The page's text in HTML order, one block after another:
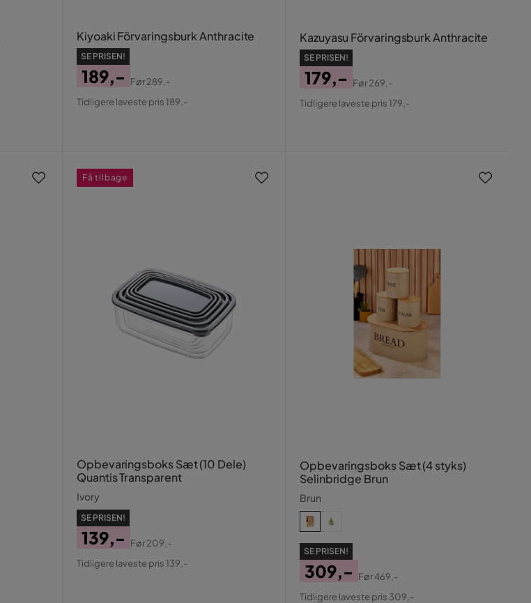
Kiyoaki Förvaringsburk Anthracite
SE PRISEN!
Pris
189,-
Original
Før289,-
Tidligere laveste pris 189,-
Kazuyasu Förvaringsburk Anthracite
SE PRISEN!
Pris
179,-
Original
Før269,-
Tidligere laveste pris 179,-
Opbevaringsboks Sæt (10 Dele)
Quantis Transparent
Ivory
SE PRISEN!
Pris
139,-
Original
Før209,-
Tidligere laveste pris 139,-
Få tilbage
Opbevaringsboks Sæt (4 styks)
Selinbridge Brun
Brun
SE PRISEN!
Pris
309,-
Original
Før469,-
Tidligere laveste pris 309,-